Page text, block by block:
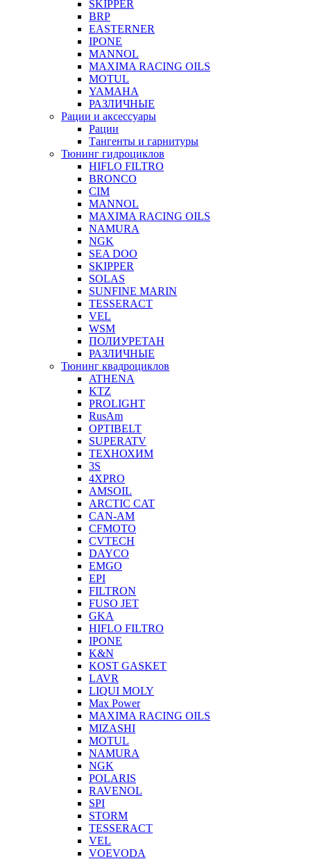
SKIPPER
BRP
EASTERNER
IPONE
MANNOL
MAXIMA RACING OILS
MOTUL
YAMAHA
РАЗЛИЧНЫЕ
Рации и аксессуары
Рации
Тангенты и гарнитуры
Тюнинг гидроциклов
HIFLO FILTRO
BRONCO
CIM
MANNOL
MAXIMA RACING OILS
NAMURA
NGK
SEA DOO
SKIPPER
SOLAS
SUNFINE MARIN
TESSERACT
VEL
WSM
ПОЛИУРЕТАН
РАЗЛИЧНЫЕ
Тюнинг квадроциклов
ATHENA
KTZ
PROLIGHT
RusAm
OPTIBELT
SUPERATV
ТЕХНОХИМ
3S
4XPRO
AMSOIL
ARCTIC CAT
CAN-AM
CFMOTO
CVTECH
DAYCO
EMGO
EPI
FILTRON
FUSO JET
GKA
HIFLO FILTRO
IPONE
K&N
KOST GASKET
LAVR
LIQUI MOLY
Max Power
MAXIMA RACING OILS
MIZASHI
MOTUL
NAMURA
NGK
POLARIS
RAVENOL
SPI
STORM
TESSERACT
VEL
VOEVODA